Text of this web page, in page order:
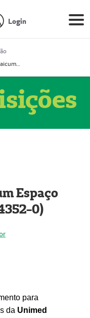
Login
Prestador Mosaicum Espaço Clínico Ltda (51004352-0)
Espaço
0)
para
da Unimed